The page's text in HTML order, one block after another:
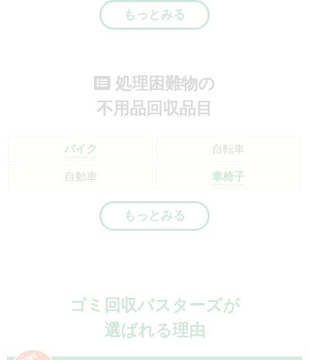
もっとみる
処理困難物の
不用品回収品目
バイク 自転車
自動車 車椅子
もっとみる
ゴミ回収バスターズが
選ばれる理由